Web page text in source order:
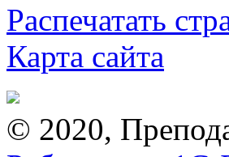
Распечатать
Карта сайта
© 2020,